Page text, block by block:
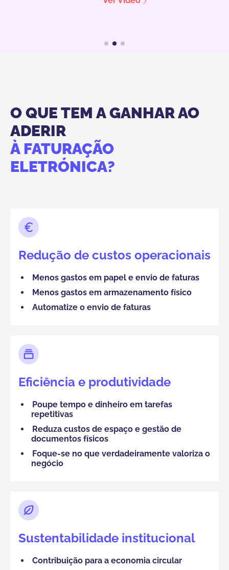
O QUE TEM A GANHAR AO
ADERIR
À FATURAÇÃO
ELETRÓNICA?
Redução de custos operacionais
Menos gastos em papel e envio de faturas
Menos gastos em armazenamento físico
Automatize o envio de faturas
Eficiência e produtividade
Poupe tempo e dinheiro em tarefas
repetitivas
Reduza custos de espaço e gestão de
documentos físicos
Foque-se no que verdadeiramente valoriza o
negócio
Sustentabilidade institucional
Contribuição para a economia circular